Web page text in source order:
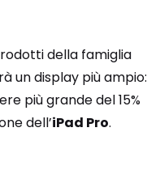
della famiglia
un display più ampio:
più grande del 15%
dell’iPad Pro.